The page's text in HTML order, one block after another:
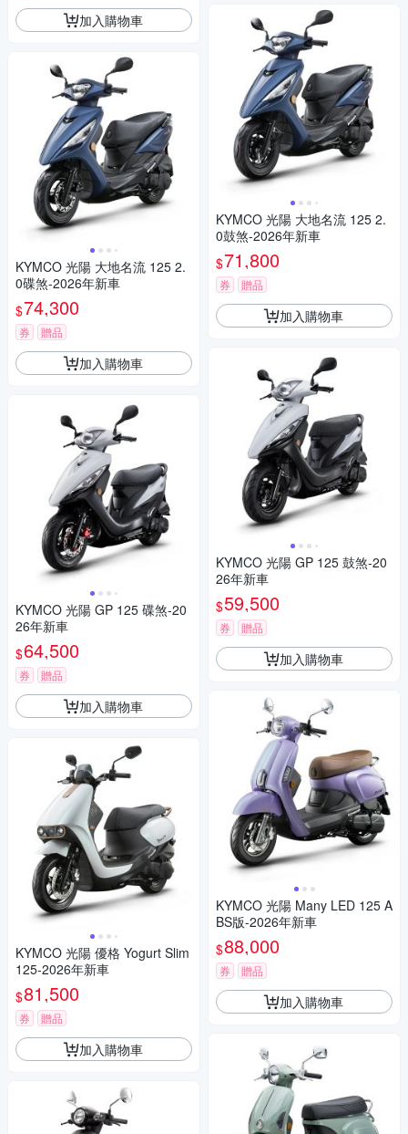
加入購物車
KYMCO 光陽 大地名流 125 2.
0碟煞-2026年新車
$74,300
券 贈品
加入購物車
KYMCO 光陽 GP 125 碟煞-20
26年新車
$64,500
券 贈品
加入購物車
KYMCO 光陽 優格 Yogurt Slim
125-2026年新車
$81,500
券 贈品
加入購物車
KYMCO 光陽 大地名流 125 2.
0鼓煞-2026年新車
$71,800
券 贈品
加入購物車
KYMCO 光陽 GP 125 鼓煞-20
26年新車
$59,500
券 贈品
加入購物車
KYMCO 光陽 Many LED 125 A
BS版-2026年新車
$88,000
券 贈品
加入購物車